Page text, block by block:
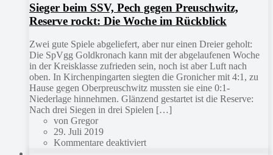
Sieger beim SSV, Pech gegen Preuschwitz,
Reserve rockt: Die Woche im Rückblick
Zwei gute Spiele abgeliefert, aber nur einen Dreier geholt:
Die SpVgg Goldkronach kann mit der abgelaufenen Woche
in der Kreisklasse zufrieden sein, noch ist aber Luft nach
oben. In Kirchenpingarten siegten die Gronicher mit 4:1, zu
Hause gegen Oberpreuschwitz mussten sie eine 0:1-
Niederlage hinnehmen. Glänzend gestartet ist die Reserve:
Nach drei Siegen in drei Spielen […]
von Gregor
29. Juli 2019
Kommentare deaktiviert